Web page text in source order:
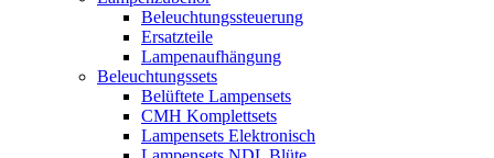
Beleuchtungssteuerung
Ersatzteile
Lampenaufhängung
Beleuchtungssets
Belüftete Lampensets
CMH Komplettsets
Lampensets Elektronisch